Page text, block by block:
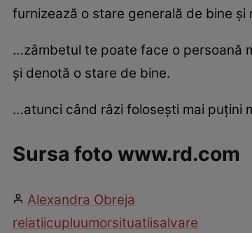
furnizează o stare generală de bine şi
…zâmbetul te poate face o persoană
şi denotă o stare de bine.
…atunci când râzi foloseşti mai puţini
Sursa foto www.rd.com
Alexandra Obreja
relatiicupluumorsituatiisalvare